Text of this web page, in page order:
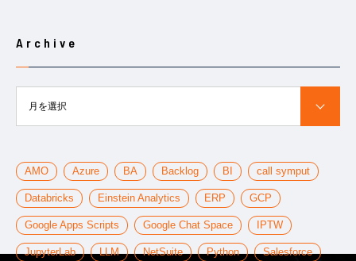
Archive
月を選択
AMO Azure BA Backlog BI call symput
Databricks Einstein Analytics ERP GCP
Google Apps Scripts Google Chat Space IPTW
JupyterLab LLM NetSuite Python Salesforce